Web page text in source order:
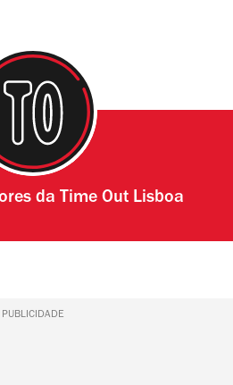
da Time Out Lisboa
PUBLICIDADE